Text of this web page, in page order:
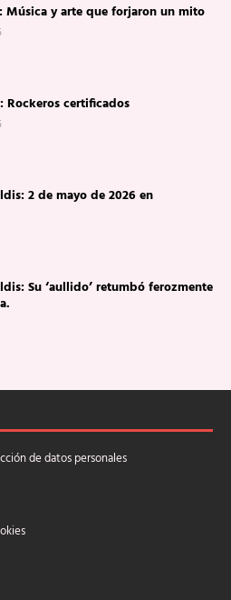
Música y arte que forjaron un mito
Rockeros certificados
2 de mayo de 2026 en
Su ‘aullido’ retumbó ferozmente
de datos personales